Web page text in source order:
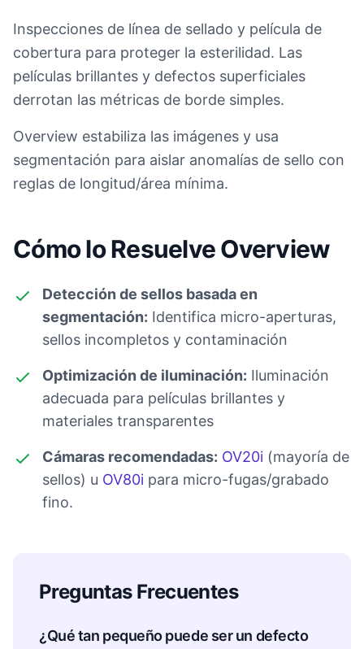
Inspecciones de línea de sellado y película de
cobertura para proteger la esterilidad. Las
películas brillantes y defectos superficiales
derrotan las métricas de borde simples.
Overview estabiliza las imágenes y usa
segmentación para aislar anomalías de sello con
reglas de longitud/área mínima.
Cómo lo Resuelve Overview
Detección de sellos basada en
segmentación: Identifica micro-aperturas,
sellos incompletos y contaminación
Optimización de iluminación: Iluminación
adecuada para películas brillantes y
materiales transparentes
Cámaras recomendadas: OV20i (mayoría de
sellos) u OV80i para micro-fugas/grabado
fino.
Preguntas Frecuentes
¿Qué tan pequeño puede ser un defecto